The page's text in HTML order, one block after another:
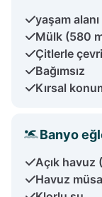
yaşam
Mülk (580
Çitlerle
Bağımsız
Kırsal
Banyo
Açık havuz
Havuz